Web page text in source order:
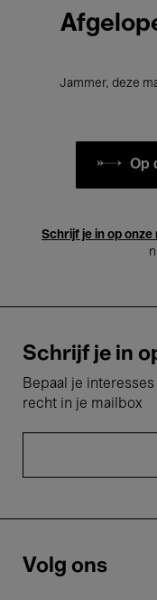
Jammer, deze
Op
Schrijf je in op
Schrijf je in
Bepaal je
recht in je mailbox
Volg ons